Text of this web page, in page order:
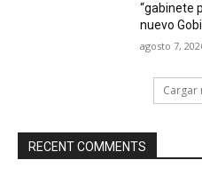
“gabinete
nuevo
agosto 7,
Cargar
RECENT COMMENTS